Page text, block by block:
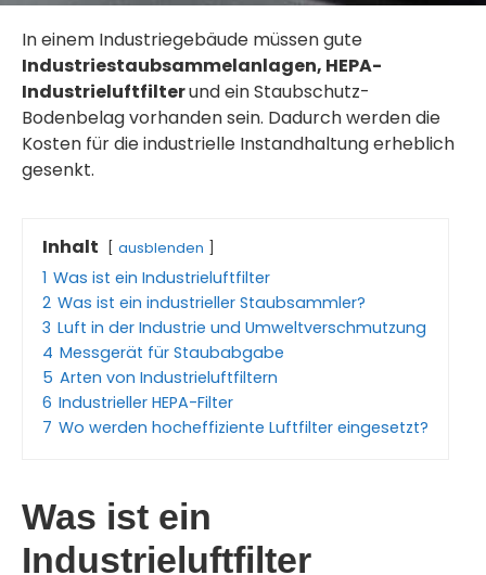
In einem Industriegebäude müssen gute
Industriestaubsammelanlagen, HEPA-
Industrieluftfilterund ein Staubschutz-
Bodenbelag vorhanden sein. Dadurch werden die
Kosten für die industrielle Instandhaltung erheblich
gesenkt.
Inhalt ausblenden
1 Was ist ein Industrieluftfilter
2 Was ist ein industrieller Staubsammler?
3 Luft in der Industrie und Umweltverschmutzung
4 Messgerät für Staubabgabe
5 Arten von Industrieluftfiltern
6 Industrieller HEPA-Filter
7 Wo werden hocheffiziente Luftfilter eingesetzt?
Was ist ein
Industrieluftfilter